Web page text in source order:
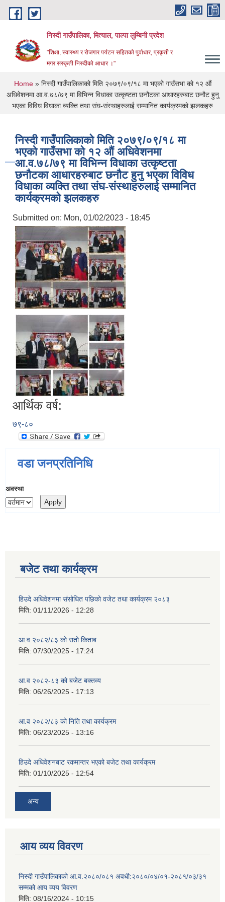
Skip to main content
निस्दी गाउँपालिका, मित्याल, पाल्पा लुम्बिनी प्रदेश
"शिक्षा, स्वास्थ्य र रोजगार पर्यटन सहितको पुर्वाधार, प्रकृती र
मगर सस्कृती निस्दीको आधार ।"
You are here
Home» निस्दी गाउँपालिकाको मिति २०७९/०९/१८ मा भएको गाउँसभा को १२ ‍औं
अधिवेशनमा आ.व.७८/७९ मा विभिन्न विधाका उत्कृष्टता छनौटका आधारहरुबाट छनौट हुनु
भएका विविध विधाका व्यक्ति तथा संघ-संस्थाहरुलाई सम्मानित कार्यक्रमको झलकहरु
निस्दी गाउँपालिकाको मिति २०७९/०९/१८ मा
भएको गाउँसभा को १२ ‍औं अधिवेशनमा
आ.व.७८/७९ मा विभिन्न विधाका उत्कृष्टता
छनौटका आधारहरुबाट छनौट हुनु भएका विविध
विधाका व्यक्ति तथा संघ-संस्थाहरुलाई सम्मानित
कार्यक्रमको झलकहरु
Submitted on: Mon, 01/02/2023 - 18:45
आर्थिक वर्ष:
७९-८०
वडा जनप्रतिनिधि
अवस्था
बजेट तथा कार्यक्रम
हिउदे अधिवेशनमा संसोधित पछिको वजेट तथा कार्यक्रम २०८३
मिति: 01/11/2026 - 12:28
आ.व २०८२/८३ को रातो किताब
मिति: 07/30/2025 - 17:24
आ.व २०८२-८३ को बजेट बक्तव्य
मिति: 06/26/2025 - 17:13
आ.व २०८२/८३ को निति तथा कार्यक्रम
मिति: 06/23/2025 - 13:16
हिउदे अधिवेशनबाट रकमान्तर भएको बजेट तथा कार्यक्रम
मिति: 01/10/2025 - 12:54
अन्य
आय व्यय विवरण
निस्दी गाउँपालिकाको आ.व.२०८०/०८१ अवधी:२०८०/०४/०१-२०८१/०३/३१
सम्मको आय व्यय विवरण
मिति: 08/16/2024 - 10:15